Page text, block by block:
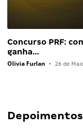
Concurso PRF:
ganha…
Olivia Furlan • 26 de